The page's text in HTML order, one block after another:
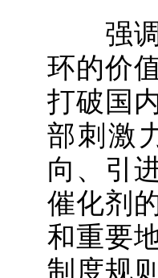
强调
环的价
打破国
部刺激
向、引
催化剂
和重要
制度规